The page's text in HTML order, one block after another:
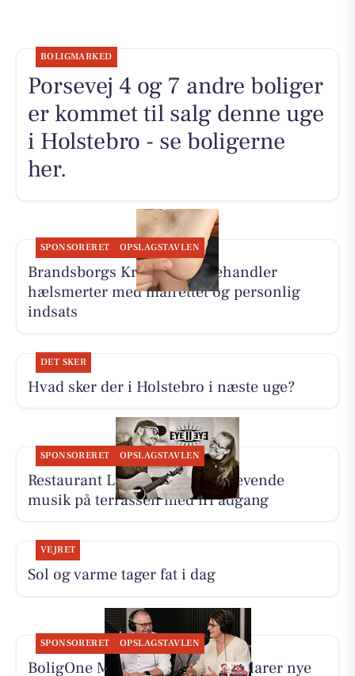
BOLIGMARKED
Porsevej 4 og 7 andre boliger
er kommet til salg denne uge
i Holstebro - se boligerne
her.
SPONSORERET OPSLAGSTAVLEN
Brandsborgs Kropsterapi behandler
hælsmerter med målrettet og personlig
indsats
DET SKER
Hvad sker der i Holstebro i næste uge?
SPONSORERET OPSLAGSTAVLEN
Restaurant Luna Lemvig har levende
musik på terrassen med fri adgang
VEJRET
Sol og varme tager fat i dag
SPONSORERET OPSLAGSTAVLEN
BoligOne Mogens Kragh I/S forklarer nye